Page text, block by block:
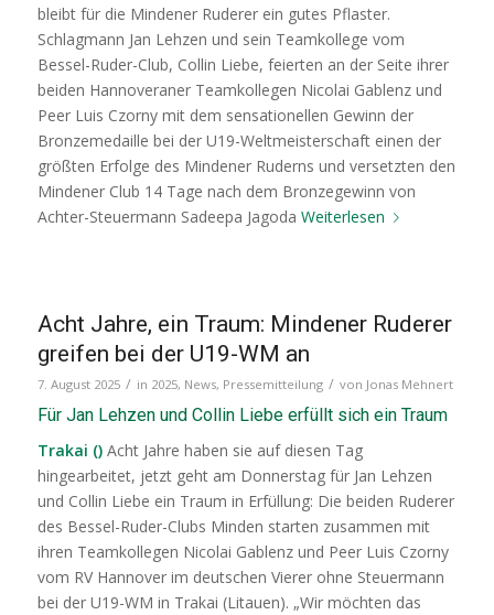
bleibt für die Mindener Ruderer ein gutes Pflaster.
Schlagmann Jan Lehzen und sein Teamkollege vom
Bessel-Ruder-Club, Collin Liebe, feierten an der Seite ihrer
beiden Hannoveraner Teamkollegen Nicolai Gablenz und
Peer Luis Czorny mit dem sensationellen Gewinn der
Bronzemedaille bei der U19-Weltmeisterschaft einen der
größten Erfolge des Mindener Ruderns und versetzten den
Mindener Club 14 Tage nach dem Bronzegewinn von
Achter-Steuermann Sadeepa Jagoda Weiterlesen
Acht Jahre, ein Traum: Mindener Ruderer
greifen bei der U19-WM an
7. August 2025 / in 2025, News, Pressemitteilung / von Jonas Mehnert
Für Jan Lehzen und Collin Liebe erfüllt sich ein Traum
Trakai ()Acht Jahre haben sie auf diesen Tag
hingearbeitet, jetzt geht am Donnerstag für Jan Lehzen
und Collin Liebe ein Traum in Erfüllung: Die beiden Ruderer
des Bessel-Ruder-Clubs Minden starten zusammen mit
ihren Teamkollegen Nicolai Gablenz und Peer Luis Czorny
vom RV Hannover im deutschen Vierer ohne Steuermann
bei der U19-WM in Trakai (Litauen). „Wir möchten das